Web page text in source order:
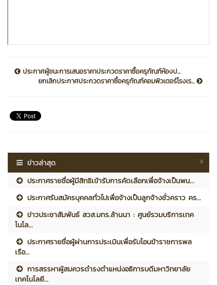
ประกาศผู้ชนะการเสนอราคาประกวดราคาซื้อครุภัณฑ์ห้องป...
ยกเลิกประกาศประกวดราคาซื้อครุภัณฑ์คอมพิวเตอร์โรงเร...
ข่าวล่าสุด
ประกาศรายชื่อผู้มีสิทธิเข้ารับการคัดเลือกเพื่อจ้างเป็นพน...
ประกาศรับสมัครบุคคลทั่วไปเพื่อจ้างเป็นลูกจ้างชั่วคราว คร...
ข่าวประชาสัมพันธ์ สวส.มทร.ล้านนา : ศูนย์รวมบริการเทค
โนโล...
ประกาศรายชื่อผู้ผ่านการประเมินเพื่อรับโอนข้าราชการพล
เรือ...
การสรรหาผู้สมควรดำรงตำแหน่งอธิการบดีมหาวิทยาลัย
เทคโนโลยี...